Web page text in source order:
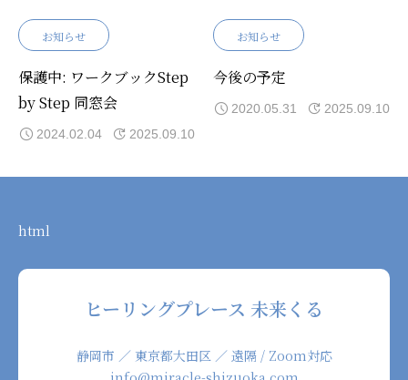
お知らせ
保護中: ワークブックStep
by Step 同窓会
2024.02.04 2025.09.10
お知らせ
今後の予定
2020.05.31 2025.09.10
html
ヒーリングプレース 未来くる
静岡市 ／ 東京都大田区 ／ 遠隔 / Zoom対応